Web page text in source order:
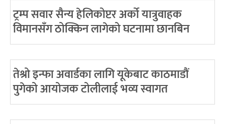
ट्रम्प सवार सैन्य हेलिकोप्टर अर्को यात्रुवाहक
विमानसँग ठोक्किन लागेको घटनामा छानबिन
तेश्रो इन्फा अवार्डका लागि यूकेबाट काठमाडौं
पुगेको आयोजक टोलीलाई भव्य स्वागत